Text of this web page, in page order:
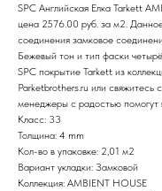
SPC Английская Елка Tarkett
цена 2576.00 руб. за м2.
соединения замковое
Бежевый тон и тип фаски
SPC покрытие Tarkett из
Parketbrothers.ru или
менеджеры с радостью помогут
Класс: 33
Толщина: 4 mm
Кол-во в упаковке: 2,01 м2
Вариант укладки: Замковой
Коллекция: AMBIENT HOUSE